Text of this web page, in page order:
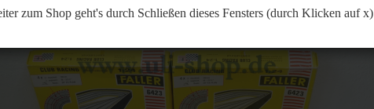
zum Shop geht's durch Schließen dieses Fensters (durch Klicken auf x)